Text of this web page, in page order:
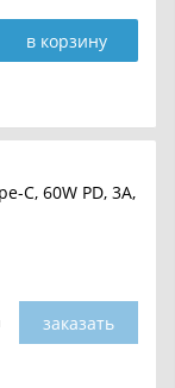
в корзину
C, 60W PD, 3A,
заказать